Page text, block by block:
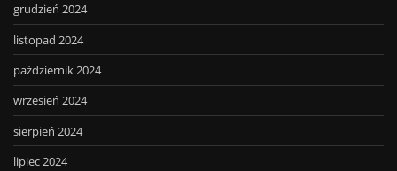
grudzień 2024
listopad 2024
październik 2024
wrzesień 2024
sierpień 2024
lipiec 2024